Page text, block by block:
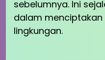
sebelumnya. Ini
dalam
lingkungan.